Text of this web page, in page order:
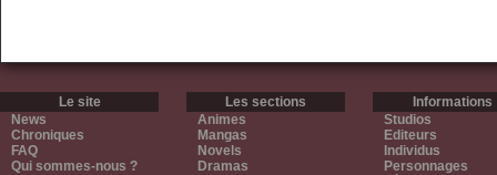
Le site
News
Chroniques
FAQ
Qui sommes-nous ?
Les sections
Animes
Mangas
Novels
Dramas
Informations
Studios
Editeurs
Individus
Personnages